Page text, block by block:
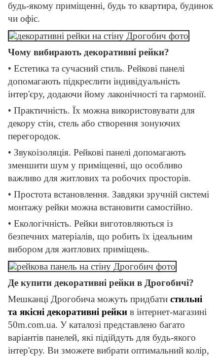
будь-якому приміщенні, будь то квартира, будинок
чи офіс.
Чому вибирають декоративні рейки?
• Естетика та сучасний стиль. Рейкові панелі
допомагають підкреслити індивідуальність
інтер'єру, додаючи йому лаконічності та гармонії.
• Практичність. Їх можна використовувати для
декору стін, стель або створення зонуючих
перегородок.
• Звукоізоляція. Рейкові панелі допомагають
зменшити шум у приміщенні, що особливо
важливо для житлових та робочих просторів.
• Простота встановлення. Завдяки зручній системі
монтажу рейки можна встановити самостійно.
• Екологічність. Рейки виготовляються із
безпечних матеріалів, що робить їх ідеальним
вибором для житлових приміщень.
Де купити декоративні рейки в Дрогобичі?
Мешканці Дрогобича можуть придбати стильні
та якісні декоративні рейки в інтернет-магазині
50m.com.ua. У каталозі представлено багато
варіантів панелей, які підійдуть для будь-якого
інтер'єру. Ви зможете вибрати оптимальний колір,